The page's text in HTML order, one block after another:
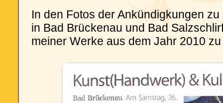
In den Fotos der Ankündigkungen
in Bad Brückenau und Bad
meiner Werke aus dem Jahr 2010